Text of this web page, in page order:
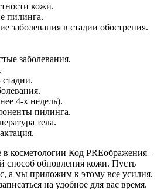
кожи.
пилинга.
заболевания в стадии обострения.
заболевания.
4-х недель).
пилинга.
тела.
косметологии Код PREображения –
способ обновления кожи. Пусть
а мы приложим к этому все усилия.
на удобное для вас время.